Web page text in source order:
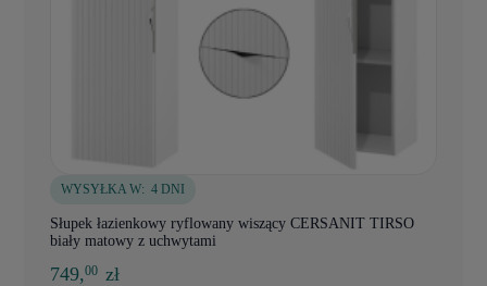
WYSYŁKA W: 4 DNI
Słupek łazienkowy ryflowany wiszący CERSANIT TIRSO
biały matowy z uchwytami
749,00 zł